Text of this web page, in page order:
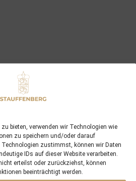
bieten, verwenden wir Technologien wie
zu speichern und/oder darauf
zustimmst, können wir Daten
IDs auf dieser Website verarbeiten.
erteilst oder zurückziehst, können
beeinträchtigt werden.
+49 (0) 171 6507181
Find us here